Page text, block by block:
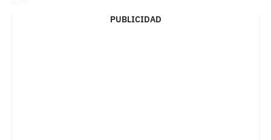
PUBLICIDAD